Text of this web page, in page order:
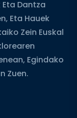
Dantza
Eta Hauek
Zein Euskal
Egindako
Zuen.